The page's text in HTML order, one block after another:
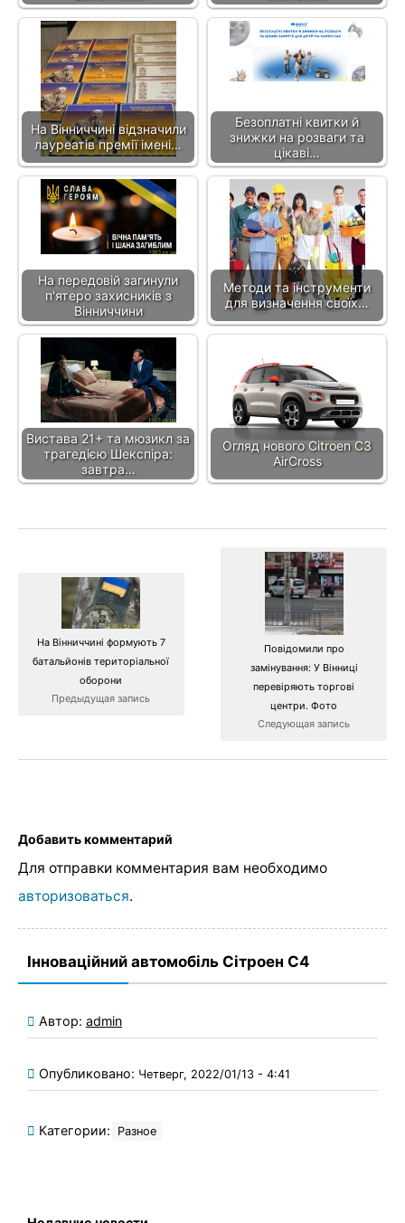
На Вінниччині відзначили
лауреатів премії імені…
Безоплатні квитки й
знижки на розваги та
цікаві…
На передовій загинули
п'ятеро захисників з
Вінниччини
Методи та інструменти
для визначення своїх…
Вистава 21+ та мюзикл за
трагедією Шекспіра:
завтра…
Огляд нового Citroen C3
AirCross
На Вінниччині формують 7
батальйонів територіальної
оборони
Предыдущая запись
Повідомили про
замінування: У Вінниці
перевіряють торгові
центри. Фото
Следующая запись
Добавить комментарий
Для отправки комментария вам необходимо
авторизоваться.
Інноваційний автомобіль Сітроен С4
Автор: admin
Опубликовано: Четверг, 2022/01/13 - 4:41
Категории: Разное